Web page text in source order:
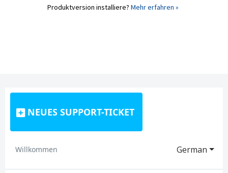
Produktversion installiere? Mehr erfahren »
NEUES SUPPORT-TICKET
German
Willkommen